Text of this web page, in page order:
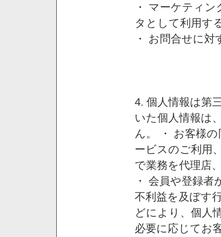
・ マーケティ
タとして利用す
・ お問合せに
4. 個人情報は第
いた個人情報は
ん。 ・ お客様
ービスのご利用
で業務を代理店
・ 会員や登録
不利益を及ぼす
どにより、個人
必要に応じてお